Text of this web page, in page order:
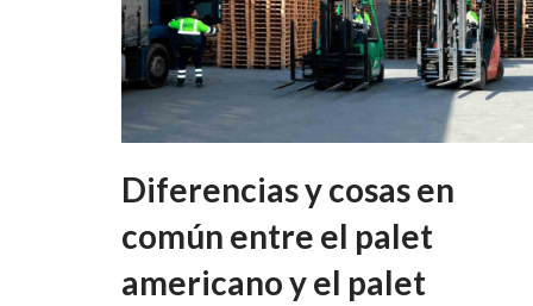
Diferencias y cosas en
común entre el palet
americano y el palet